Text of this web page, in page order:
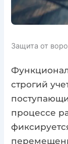
Защита от
Функционал
строгий
процессе